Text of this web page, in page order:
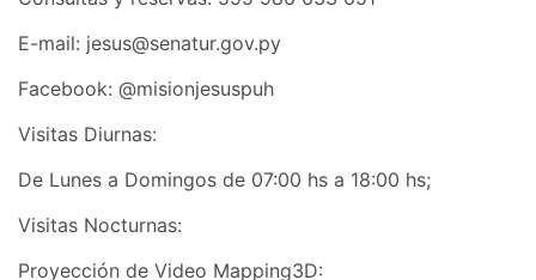
E-mail: jesus@senatur.gov.py
Facebook: @misionjesuspuh
Visitas Diurnas:
De Lunes a Domingos de 07:00 hs a 18:00 hs;
Visitas Nocturnas:
Proyección de Video Mapping3D: